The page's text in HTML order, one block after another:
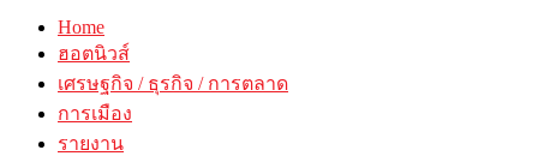
Home
ฮอตนิวส์
เศรษฐกิจ / ธุรกิจ / การตลาด
การเมือง
รายงาน